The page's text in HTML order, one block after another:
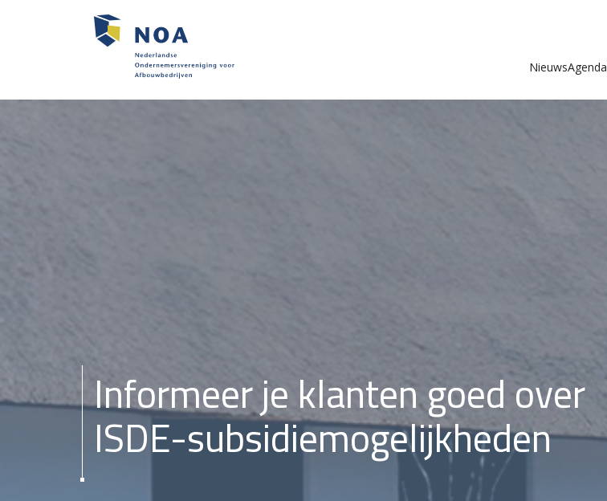
NieuwsAgenda
Informeer je klanten goed over
ISDE-subsidiemogelijkheden